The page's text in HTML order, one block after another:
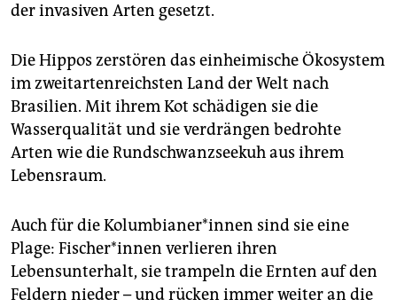
der invasiven Arten gesetzt.
Die Hippos zerstören das einheimische Ökosystem
im zweitartenreichsten Land der Welt nach
Brasilien. Mit ihrem Kot schädigen sie die
Wasserqualität und sie verdrängen bedrohte
Arten wie die Rundschwanzseekuh aus ihrem
Lebensraum.
Auch für die Ko­lum­bia­ne­r*in­nen sind sie eine
Plage: Fi­sche­r*in­nen verlieren ihren
Lebensunterhalt, sie trampeln die Ernten auf den
Feldern nieder – und rücken immer weiter an die